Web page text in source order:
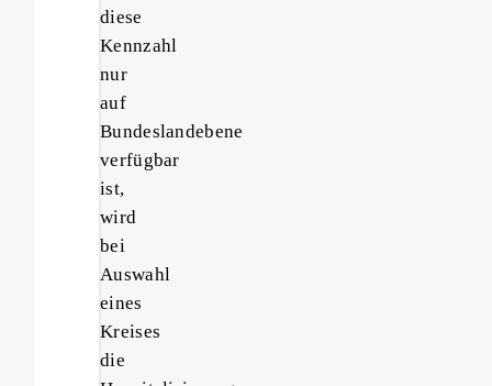
diese
Kennzahl
nur
auf
Bundeslandebene
verfügbar
ist,
wird
bei
Auswahl
eines
Kreises
die